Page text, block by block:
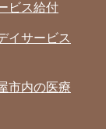
ビス給付
イサービス
市内の医療